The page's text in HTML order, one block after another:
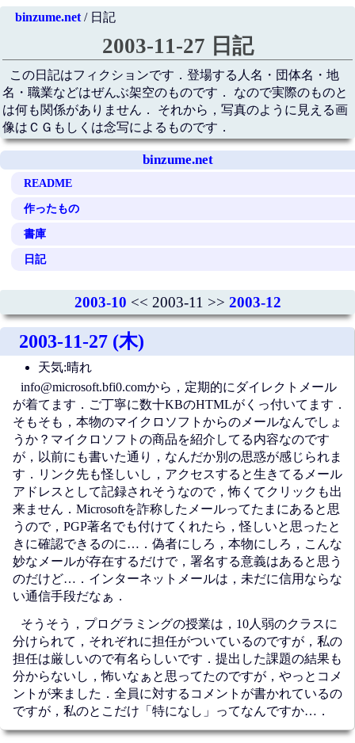
binzume.net/ 日記
2003-11-27 日記
この日記はフィクションです．登場する人名・団体名・地
名・職業などはぜんぶ架空のものです． なので実際のものと
は何も関係がありません． それから，写真のように見える画
像はＣＧもしくは念写によるものです．
binzume.net
README
作ったもの
書庫
日記
2003-10 << 2003-11 >> 2003-12
2003-11-27 (木)
天気:晴れ
info@microsoft.bfi0.comから，定期的にダイレクトメール
が着てます．ご丁寧に数十KBのHTMLがくっ付いてます．
そもそも，本物のマイクロソフトからのメールなんでしょ
うか？マイクロソフトの商品を紹介してる内容なのです
が，以前にも書いた通り，なんだか別の思惑が感じられま
す．リンク先も怪しいし，アクセスすると生きてるメール
アドレスとして記録されそうなので，怖くてクリックも出
来ません．Microsoftを詐称したメールってたまにあると思
うので，PGP著名でも付けてくれたら，怪しいと思ったと
きに確認できるのに…．偽者にしろ，本物にしろ，こんな
妙なメールが存在するだけで，署名する意義はあると思う
のだけど…．インターネットメールは，未だに信用ならな
い通信手段だなぁ．
そうそう，プログラミングの授業は，10人弱のクラスに
分けられて，それぞれに担任がついているのですが，私の
担任は厳しいので有名らしいです．提出した課題の結果も
分からないし，怖いなぁと思ってたのですが，やっとコメ
ントが来ました．全員に対するコメントが書かれているの
ですが，私のとこだけ「特になし」ってなんですか…．